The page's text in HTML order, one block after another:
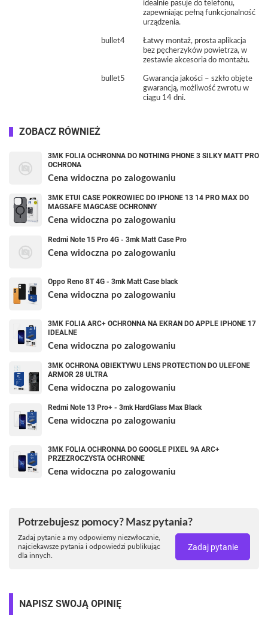
idealnie pasuje do telefonu,
zapewniając pełną funkcjonalność
urządzenia.
bullet4
Łatwy montaż, prosta aplikacja
bez pęcherzyków powietrza, w
zestawie akcesoria do montażu.
bullet5
Gwarancja jakości – szkło objęte
gwarancją, możliwość zwrotu w
ciągu 14 dni.
ZOBACZ RÓWNIEŻ
3MK FOLIA OCHRONNA DO NOTHING PHONE 3 SILKY MATT PRO
OCHRONA
Cena widoczna po zalogowaniu
3MK ETUI CASE POKROWIEC DO IPHONE 13 14 PRO MAX DO
MAGSAFE MAGCASE OCHRONNY
Cena widoczna po zalogowaniu
Redmi Note 15 Pro 4G - 3mk Matt Case Pro
Cena widoczna po zalogowaniu
Oppo Reno 8T 4G - 3mk Matt Case black
Cena widoczna po zalogowaniu
3MK FOLIA ARC+ OCHRONNA NA EKRAN DO APPLE IPHONE 17
IDEALNE
Cena widoczna po zalogowaniu
3MK OCHRONA OBIEKTYWU LENS PROTECTION DO ULEFONE
ARMOR 28 ULTRA
Cena widoczna po zalogowaniu
Redmi Note 13 Pro+ - 3mk HardGlass Max Black
Cena widoczna po zalogowaniu
3MK FOLIA OCHRONNA DO GOOGLE PIXEL 9A ARC+
PRZEZROCZYSTA OCHRONNE
Cena widoczna po zalogowaniu
Potrzebujesz pomocy? Masz pytania?
Zadaj pytanie a my odpowiemy niezwłocznie,
najciekawsze pytania i odpowiedzi publikując
dla innych.
Zadaj pytanie
NAPISZ SWOJĄ OPINIĘ